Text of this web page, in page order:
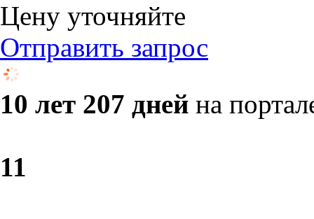
Цену уточняйте
Отправить запрос
10 лет 207 дней на
11